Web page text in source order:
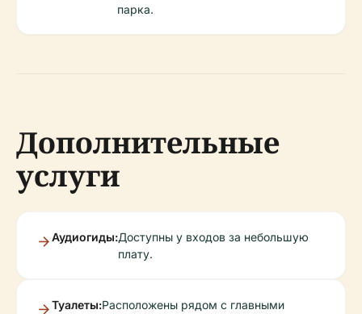
парка.
Дополнительные
услуги
Аудиогиды:Доступны у входов за небольшую
плату.
Туалеты:Расположены рядом с главными